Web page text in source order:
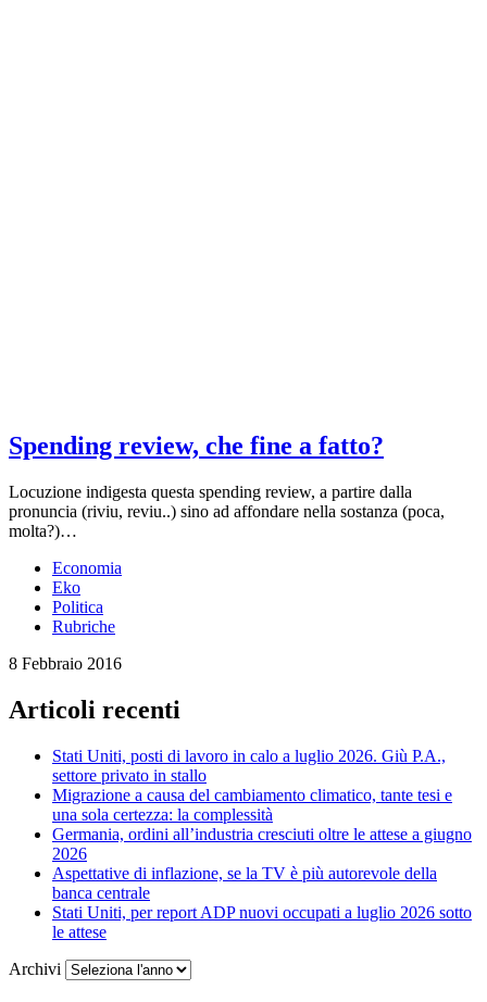
Spending review, che fine a fatto?
Locuzione indigesta questa spending review, a partire dalla
pronuncia (riviu, reviu..) sino ad affondare nella sostanza (poca,
molta?)…
Economia
Eko
Politica
Rubriche
8 Febbraio 2016
Articoli recenti
Stati Uniti, posti di lavoro in calo a luglio 2026. Giù P.A.,
settore privato in stallo
Migrazione a causa del cambiamento climatico, tante tesi e
una sola certezza: la complessità
Germania, ordini all’industria cresciuti oltre le attese a giugno
2026
Aspettative di inflazione, se la TV è più autorevole della
banca centrale
Stati Uniti, per report ADP nuovi occupati a luglio 2026 sotto
le attese
Archivi